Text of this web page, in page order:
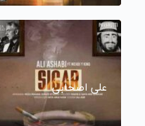
علی اصحابی